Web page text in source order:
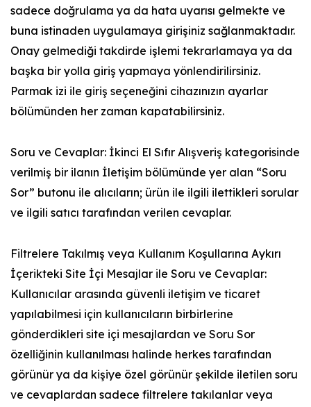
sadece doğrulama ya da hata uyarısı gelmekte ve
buna istinaden uygulamaya girişiniz sağlanmaktadır.
Onay gelmediği takdirde işlemi tekrarlamaya ya da
başka bir yolla giriş yapmaya yönlendirilirsiniz.
Parmak izi ile giriş seçeneğini cihazınızın ayarlar
bölümünden her zaman kapatabilirsiniz.
Soru ve Cevaplar: İkinci El Sıfır Alışveriş kategorisinde
verilmiş bir ilanın İletişim bölümünde yer alan “Soru
Sor” butonu ile alıcıların; ürün ile ilgili ilettikleri sorular
ve ilgili satıcı tarafından verilen cevaplar.
Filtrelere Takılmış veya Kullanım Koşullarına Aykırı
İçerikteki Site İçi Mesajlar ile Soru ve Cevaplar:
Kullanıcılar arasında güvenli iletişim ve ticaret
yapılabilmesi için kullanıcıların birbirlerine
gönderdikleri site içi mesajlardan ve Soru Sor
özelliğinin kullanılması halinde herkes tarafından
görünür ya da kişiye özel görünür şekilde iletilen soru
ve cevaplardan sadece filtrelere takılanlar veya